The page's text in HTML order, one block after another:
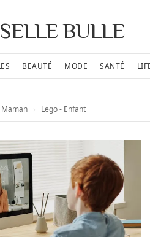
BULLE
BEAUTÉ MODE SANTÉ
Maman Lego - Enfant